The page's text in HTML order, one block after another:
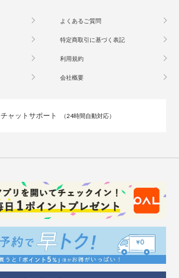
よくあるご質問
特定商取引に基づく表記
利用規約
会社概要
チャットサポート （24時間自動対応）